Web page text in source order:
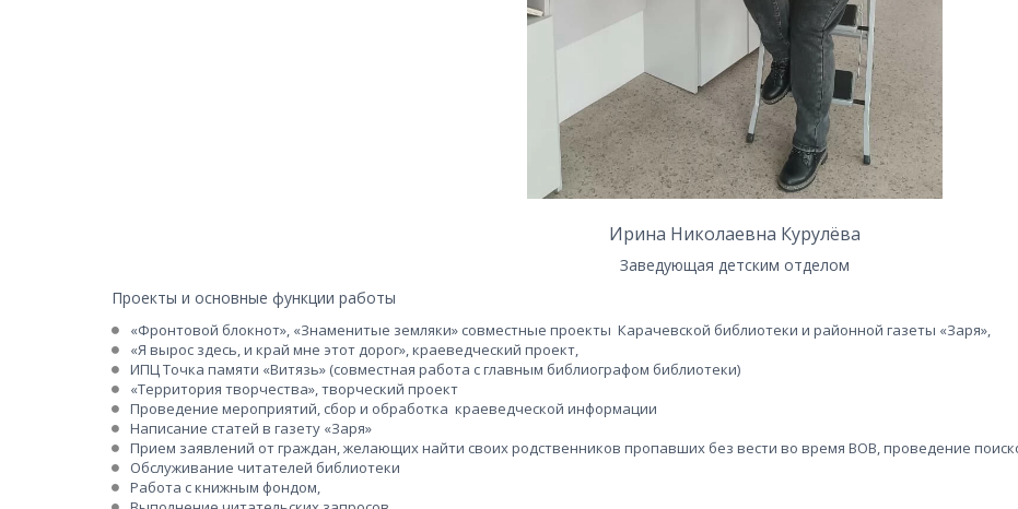
Ирина Николаевна Курулёва
Заведующая детским отделом
Проекты и основные функции работы
«Фронтовой блокнот», «Знаменитые земляки» совместные проекты  Карачевской библиотеки и районной газеты «Заря»,
«Я вырос здесь, и край мне этот дорог», краеведческий проект,
ИПЦ Точка памяти «Витязь» (совместная работа с главным библиографом библиотеки)
«Территория творчества», творческий проект
Проведение мероприятий, сбор и обработка  краеведческой информации
Написание статей в газету «Заря»
Прием заявлений от граждан, желающих найти своих родственников пропавших без вести во время ВОВ, проведение
Обслуживание читателей библиотеки
Работа с книжным фондом,